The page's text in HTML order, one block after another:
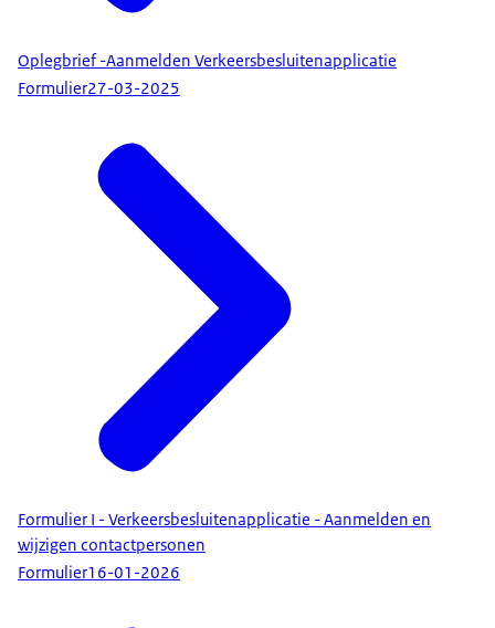
Oplegbrief -Aanmelden Verkeersbesluitenapplicatie
Formulier27-03-2025
Formulier I - Verkeersbesluitenapplicatie - Aanmelden en
wijzigen contactpersonen
Formulier16-01-2026